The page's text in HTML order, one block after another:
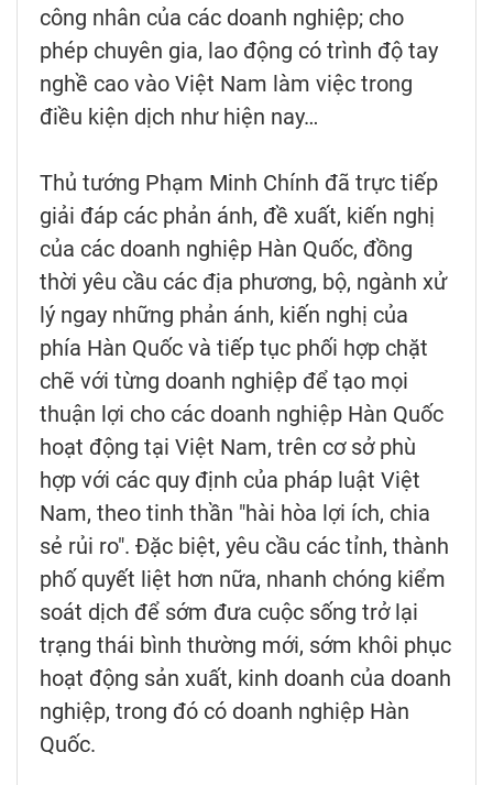
công nhân của các doanh nghiệp; cho
phép chuyên gia, lao động có trình độ tay
nghề cao vào Việt Nam làm việc trong
điều kiện dịch như hiện nay…
Thủ tướng Phạm Minh Chính đã trực tiếp
giải đáp các phản ánh, đề xuất, kiến nghị
của các doanh nghiệp Hàn Quốc, đồng
thời yêu cầu các địa phương, bộ, ngành xử
lý ngay những phản ánh, kiến nghị của
phía Hàn Quốc và tiếp tục phối hợp chặt
chẽ với từng doanh nghiệp để tạo mọi
thuận lợi cho các doanh nghiệp Hàn Quốc
hoạt động tại Việt Nam, trên cơ sở phù
hợp với các quy định của pháp luật Việt
Nam, theo tinh thần "hài hòa lợi ích, chia
sẻ rủi ro". Đặc biệt, yêu cầu các tỉnh, thành
phố quyết liệt hơn nữa, nhanh chóng kiểm
soát dịch để sớm đưa cuộc sống trở lại
trạng thái bình thường mới, sớm khôi phục
hoạt động sản xuất, kinh doanh của doanh
nghiệp, trong đó có doanh nghiệp Hàn
Quốc.